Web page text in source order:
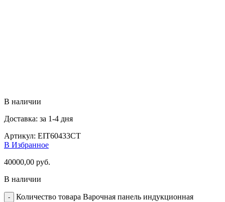
В наличии
Доставка: за 1-4 дня
Артикул: EIT60433CT
В Избранное
40000,00 руб.
В наличии
Количество товара Варочная панель индукционная